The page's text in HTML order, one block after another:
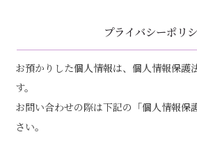
プライバシーポリ
お預かりした個人情報は、個人情報保護
す。
お問い合わせの際は下記の「個人情報保
さい。